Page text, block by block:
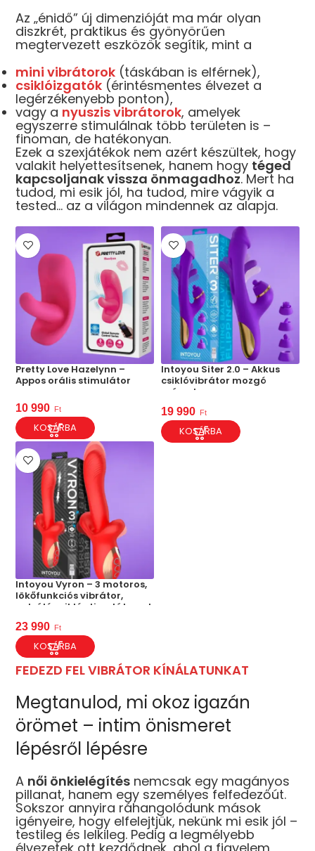
Az „énidő” új dimenzióját ma már olyan
diszkrét, praktikus és gyönyörűen
megtervezett eszközök segítik, mint a
mini vibrátorok (táskában is elférnek),
csiklóizgatók (érintésmentes élvezet a
legérzékenyebb ponton),
vagy a nyuszis vibrátorok, amelyek
egyszerre stimulálnak több területen is –
finoman, de hatékonyan.
Ezek a szexjátékok nem azért készültek, hogy
valakit helyettesítsenek, hanem hogy téged
kapcsoljanak vissza önmagadhoz. Mert ha
tudod, mi esik jól, ha tudod, mire vágyik a
tested… az a világon mindennek az alapja.
Pretty Love Hazelynn –
Appos orális stimulátor
10 990 Ft
KOSÁRBA
Intoyou Siter 2.0 – Akkus
csiklóvibrátor mozgó
szárral
19 990 Ft
KOSÁRBA
Intoyou Vyron – 3 motoros,
lökőfunkciós vibrátor,
pulzáló csikló stimulátorral
23 990 Ft
KOSÁRBA
FEDEZD FEL VIBRÁTOR KÍNÁLATUNKAT
Megtanulod, mi okoz igazán
örömet – intim önismeret
lépésről lépésre
A női önkielégítés nemcsak egy magányos
pillanat, hanem egy személyes felfedezőút.
Sokszor annyira ráhangolódunk mások
igényeire, hogy elfelejtjük, nekünk mi esik jól –
testileg és lelkileg. Pedig a legmélyebb
NÉPSZERŰ
838-
1 – Pántos
990Ft
KOSÁRBA